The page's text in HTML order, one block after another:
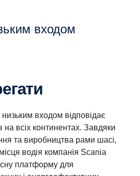
входом
низьким входом відповідає
на всіх континентах. Завдяки
та виробництва рами шасі,
водія компанія Scania
платформу для